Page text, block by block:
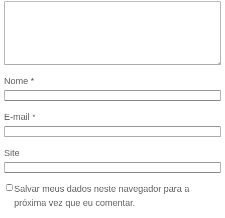
Nome *
E-mail *
Site
Salvar meus dados neste navegador para a
próxima vez que eu comentar.